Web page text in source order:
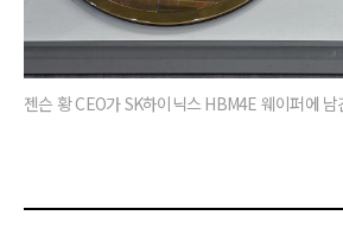
젠슨 황 CEO가 SK하이닉스 HBM4E 웨이퍼에